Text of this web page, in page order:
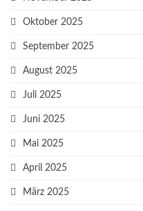
Oktober 2025
September 2025
August 2025
Juli 2025
Juni 2025
Mai 2025
April 2025
März 2025